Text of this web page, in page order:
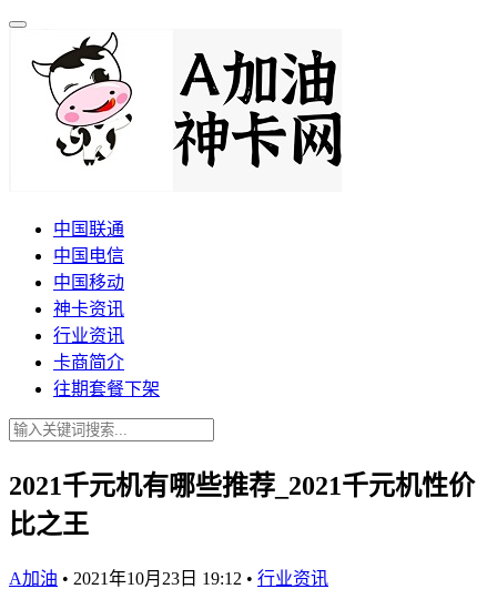
中国联通
中国电信
中国移动
神卡资讯
行业资讯
卡商简介
往期套餐下架
2021千元机有哪些推荐_2021千元机性价
比之王
A加油 • 2021年10月23日 19:12 • 行业资讯